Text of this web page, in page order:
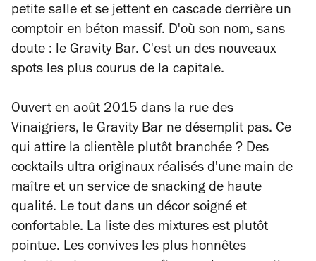
petite salle et se jettent en cascade derrière un
comptoir en béton massif. D'où son nom, sans
doute : le Gravity Bar. C'est un des nouveaux
spots les plus courus de la capitale.
Ouvert en août 2015 dans la rue des
Vinaigriers, le Gravity Bar ne désemplit pas. Ce
qui attire la clientèle plutôt branchée ? Des
cocktails ultra originaux réalisés d'une main de
maître et un service de snacking de haute
qualité. Le tout dans un décor soigné et
confortable. La liste des mixtures est plutôt
pointue. Les convives les plus honnêtes